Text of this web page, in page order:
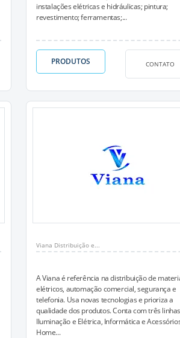
instalações elétricas e hidráulicas; pintura;
revestimento; ferramentas;...
PRODUTOS CONTATO
Viana Distribuição e...
A Viana é referência na distribuição de
elétricos, automação comercial, segurança e
telefonia. Usa novas tecnologias e prioriza a
qualidade dos produtos. Conta com três
Iluminação e Elétrica, Informática e
Home...